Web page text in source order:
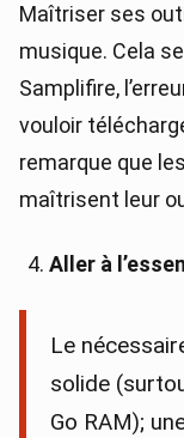
Maîtriser ses
musique. Cela
Samplifire,
vouloir
remarque que
maîtrisent leur
Aller à
Le
solide
Go RAM);